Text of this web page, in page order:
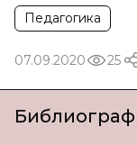
Педагогика
07.09.2020 25